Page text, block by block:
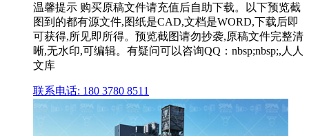
温馨提示 购买原稿文件请充值后自助下载。以下预览截
图到的都有源文件,图纸是CAD,文档是WORD,下载后即
可获得,所见即所得。预览截图请勿抄袭,原稿文件完整清
晰,无水印,可编辑。有疑问可以咨询QQ：nbsp;nbsp;,人人
文库
联系电话: 180 3780 8511